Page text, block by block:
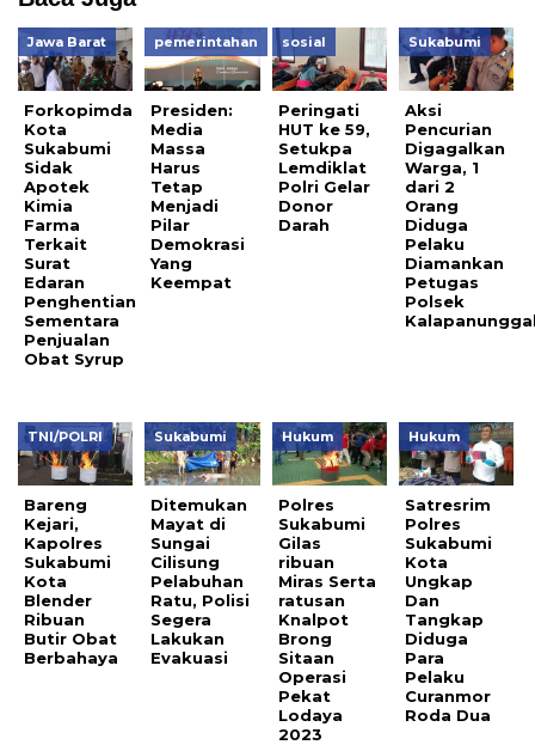
Jawa Barat
Forkopimda
Kota
Sukabumi
Sidak
Apotek
Kimia
Farma
Terkait
Surat
Edaran
Penghentian
Sementara
Penjualan
Obat Syrup
pemerintahan
Presiden:
Media
Massa
Harus
Tetap
Menjadi
Pilar
Demokrasi
Yang
Keempat
sosial
Peringati
HUT ke 59,
Setukpa
Lemdiklat
Polri Gelar
Donor
Darah
Sukabumi
Aksi
Pencurian
Digagalkan
Warga, 1
dari 2
Orang
Diduga
Pelaku
Diamankan
Petugas
Polsek
TNI/POLRI
Bareng
Kejari,
Kapolres
Sukabumi
Kota
Blender
Ribuan
Butir Obat
Berbahaya
Sukabumi
Ditemukan
Mayat di
Sungai
Cilisung
Pelabuhan
Ratu, Polisi
Segera
Lakukan
Evakuasi
Hukum
Polres
Sukabumi
Gilas
ribuan
Miras Serta
ratusan
Knalpot
Brong
Sitaan
Operasi
Pekat
Lodaya
2023
Hukum
Satresrim
Polres
Sukabumi
Kota
Ungkap
Dan
Tangkap
Diduga
Para
Pelaku
Curanmor
Roda Dua